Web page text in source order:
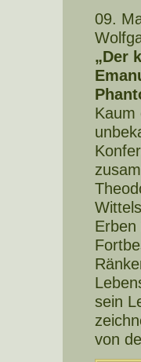
09.
„Der
Kaum
Erben
sein
von